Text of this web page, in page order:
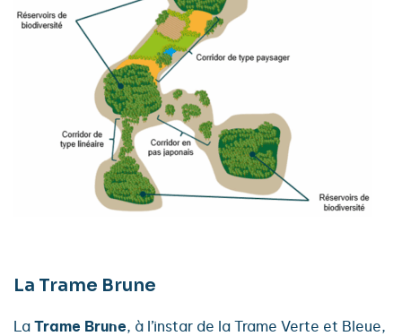
La Trame Brune
La Trame Brune, à l’instar de la Trame Verte et Bleue,